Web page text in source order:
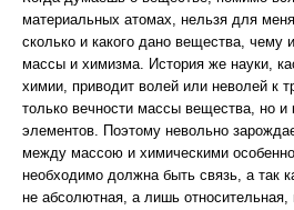
материальных атомах, нельзя для
сколько и какого дано вещества, чему
массы и химизма. История же науки,
химии, приводит волей или неволей к
только вечности массы вещества, но и
элементов. Поэтому невольно
между массою и химическими
необходимо должна быть связь, а так
не абсолютная, а лишь относительная,